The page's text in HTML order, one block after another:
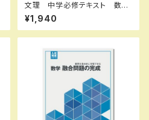
文理 中学必修テキスト 数
学 中1～3（ご選択ください）
2026年度版 新品完全セット
¥1,940